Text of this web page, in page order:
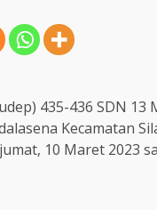
435-436 SDN
Kecamatan
10 Maret 2023